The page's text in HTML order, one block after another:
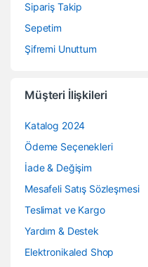
Sipariş Takip
Sepetim
Şifremi Unuttum
Müşteri İlişkileri
Katalog 2024
Ödeme Seçenekleri
İade & Değişim
Mesafeli Satış Sözleşmesi
Teslimat ve Kargo
Yardım & Destek
Elektronikaled Shop